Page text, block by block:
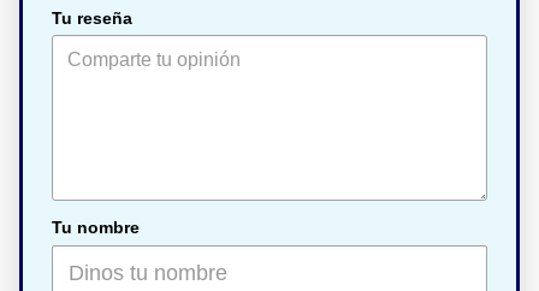
Tu reseña
Tu nombre